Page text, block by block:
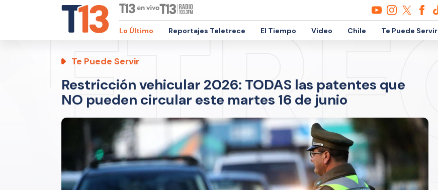
Lo Último Reportajes Teletrece El Tiempo Video Chile Te Puede Servir
Te Puede Servir
Restricción vehicular 2026: TODAS las patentes que
NO pueden circular este martes 16 de junio